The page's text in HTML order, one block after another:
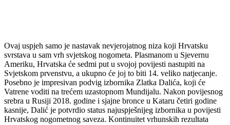
Ovaj uspjeh samo je nastavak nevjerojatnog niza koji Hrvatsku
svrstava u sam vrh svjetskog nogometa. Plasmanom u Sjevernu
Ameriku, Hrvatska će sedmi put u svojoj povijesti nastupiti na
Svjetskom prvenstvu, a ukupno će joj to biti 14. veliko natjecanje.
Posebno je impresivan podvig izbornika Zlatka Dalića, koji će
Vatrene voditi na trećem uzastopnom Mundijalu. Nakon povijesnog
srebra u Rusiji 2018. godine i sjajne bronce u Kataru četiri godine
kasnije, Dalić je potvrdio status najuspješnijeg izbornika u povijesti
Hrvatskog nogometnog saveza. Kontinuitet vrhunskih rezultata